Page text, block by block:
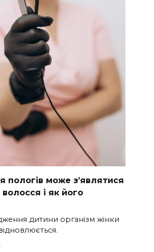
пологів може з’являтися
і як його
дитини організм жінки